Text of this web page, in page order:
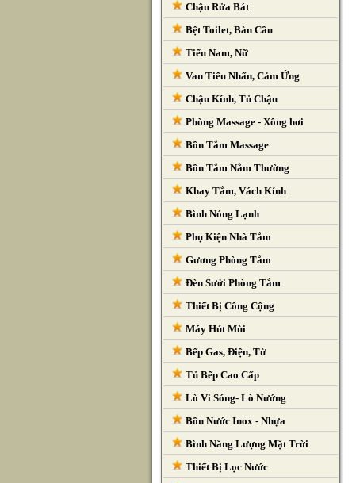
Chậu Rửa Bát
Bệt Toilet, Bàn Cầu
Tiểu Nam, Nữ
Van Tiểu Nhấn, Cảm Ứng
Chậu Kính, Tủ Chậu
Phòng Massage - Xông hơi
Bồn Tắm Massage
Bồn Tắm Nằm Thường
Khay Tắm, Vách Kính
Bình Nóng Lạnh
Phụ Kiện Nhà Tắm
Gương Phòng Tắm
Đèn Sưởi Phòng Tắm
Thiết Bị Công Cộng
Máy Hút Mùi
Bếp Gas, Điện, Từ
Tủ Bếp Cao Cấp
Lò Vi Sóng- Lò Nướng
Bồn Nước Inox - Nhựa
Bình Năng Lượng Mặt Trời
Thiết Bị Lọc Nước